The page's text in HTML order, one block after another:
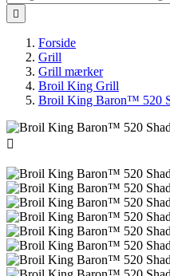

Forside
Grill
Grill mærker
Broil King Grill
Broil King Baron™ 520
